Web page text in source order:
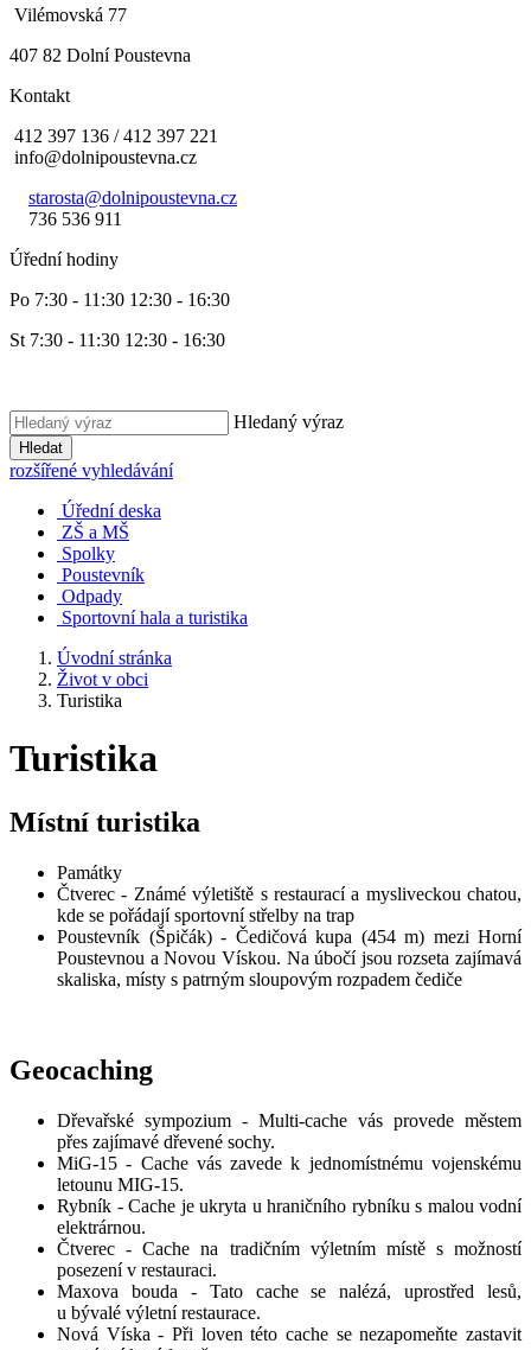
Vilémovská 77
407 82 Dolní Poustevna
Kontakt
412 397 136 / 412 397 221
info@dolnipoustevna.cz
starosta@dolnipoustevna.cz
736 536 911
Úřední hodiny
Po 7:30 - 11:30 12:30 - 16:30
St 7:30 - 11:30 12:30 - 16:30
Hledaný výraz
Hledat
rozšířené vyhledávání
Úřední deska
ZŠ a MŠ
Spolky
Poustevník
Odpady
Sportovní hala a turistika
Úvodní stránka
Život v obci
Turistika
Turistika
Místní turistika
Památky
Čtverec - Známé výletiště s restaurací a mysliveckou chatou,
kde se pořádají sportovní střelby na trap
Poustevník (Špičák) - Čedičová kupa (454 m) mezi Horní
Poustevnou a Novou Vískou. Na úbočí jsou rozseta zajímavá
skaliska, místy s patrným sloupovým rozpadem čediče
Geocaching
Dřevařské sympozium - Multi-cache vás provede městem
přes zajímavé dřevené sochy.
MiG-15 - Cache vás zavede k jednomístnému vojenskému
letounu MIG-15.
Rybník - Cache je ukryta u hraničního rybníku s malou vodní
elektrárnou.
Čtverec - Cache na tradičním výletním místě s možností
posezení v restauraci.
Maxova bouda - Tato cache se nalézá, uprostřed lesů,
u bývalé výletní restaurace.
Nová Víska - Při loven této cache se nezapomeňte zastavit